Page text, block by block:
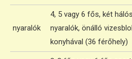
nyaralók
4, 5 vagy 6 fős, két
nyaralók, önálló
konyhával (36 férőhely)